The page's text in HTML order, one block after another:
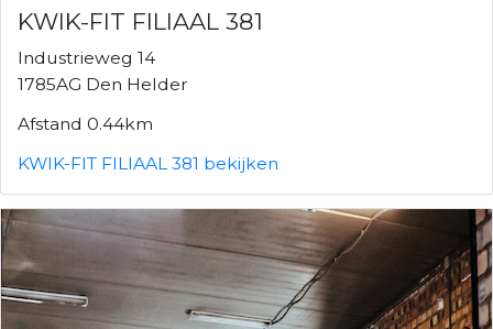
KWIK-FIT FILIAAL 381
Industrieweg 14
1785AG Den Helder
Afstand 0.44km
KWIK-FIT FILIAAL 381 bekijken